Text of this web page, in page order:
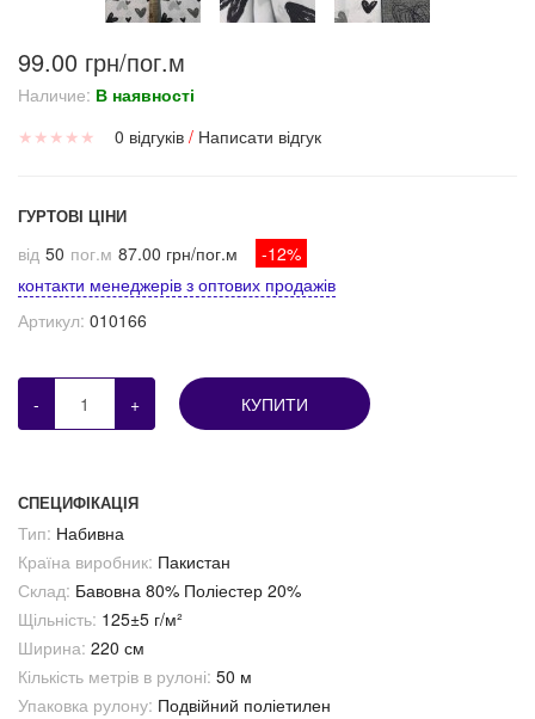
99.00 грн/пог.м
Наличие: В наявності
★ ★ ★ ★ ★ 0 відгуків / Написати відгук
ГУРТОВІ ЦІНИ
від 50 пог.м 87.00 грн/пог.м
-12%
контакти менеджерів з оптових продажів
Артикул: 010166
- + КУПИТИ
СПЕЦИФІКАЦІЯ
Тип: Набивна
Країна виробник: Пакистан
Склад: Бавовна 80% Поліестер 20%
Щільність: 125±5 г/м²
Ширина: 220 см
Кількість метрів в рулоні: 50 м
Упаковка рулону: Подвійний поліетилен